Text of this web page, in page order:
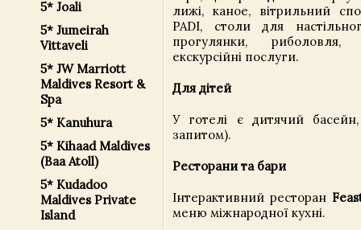
5* Joali
5* Jumeirah
Vittaveli
5* JW Marriott
Maldives Resort &
Spa
5* Kanuhura
5* Kihaad Maldives
(Baa Atoll)
5* Kudadoo
Maldives Private
Island
лижі, каное, вітрильний
PADI, столи для
прогулянки, риболовля,
екскурсійні послуги.
Для дітей
У готелі є дитячий
запитом).
Ресторани та бари
Інтерактивний ресторан
меню міжнародної кухні.